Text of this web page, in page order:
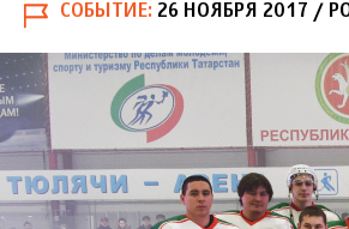
СОБЫТИЕ 26 НОЯБРЯ 2017 /